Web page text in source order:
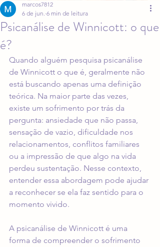
Psicanálise de Winnicott: o que
é?
marcos7812
6 de jun. 6 min de leitura
Quando alguém pesquisa psicanálise
de Winnicott o que é, geralmente não
está buscando apenas uma definição
teórica. Na maior parte das vezes,
existe um sofrimento por trás da
pergunta: ansiedade que não passa,
sensação de vazio, dificuldade nos
relacionamentos, conflitos familiares
ou a impressão de que algo na vida
perdeu sustentação. Nesse contexto,
entender essa abordagem pode ajudar
a reconhecer se ela faz sentido para o
momento vivido.
A psicanálise de Winnicott é uma
forma de compreender o sofrimento